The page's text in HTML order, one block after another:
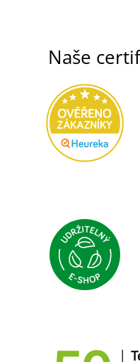
Naše